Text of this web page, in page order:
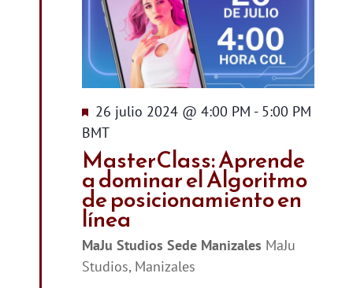
Destacado
26 julio 2024 @ 4:00 PM - 5:00 PM
BMT
MasterClass: Aprende
a dominar el Algoritmo
de posicionamiento en
línea
MaJu Studios Sede Manizales MaJu
Studios, Manizales